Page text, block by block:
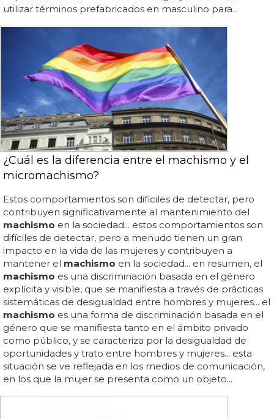
utilizar términos prefabricados en masculino para...
¿Cuál es la diferencia entre el machismo y el
micromachismo?
Estos comportamientos son difíciles de detectar, pero
contribuyen significativamente al mantenimiento del
machismo en la sociedad... estos comportamientos son
difíciles de detectar, pero a menudo tienen un gran
impacto en la vida de las mujeres y contribuyen a
mantener el machismo en la sociedad... en resumen, el
machismo es una discriminación basada en el género
explícita y visible, que se manifiesta a través de prácticas
sistemáticas de desigualdad entre hombres y mujeres... el
machismo es una forma de discriminación basada en el
género que se manifiesta tanto en el ámbito privado
como público, y se caracteriza por la desigualdad de
oportunidades y trato entre hombres y mujeres... esta
situación se ve reflejada en los medios de comunicación,
en los que la mujer se presenta como un objeto...